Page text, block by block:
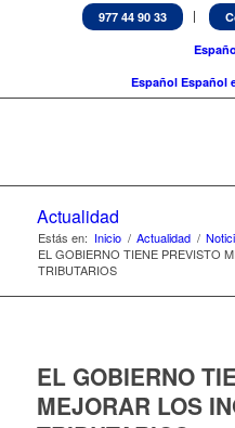
977 44 90 33
Español Español
Actualidad
Estás en: Inicio / Actualidad /
EL GOBIERNO TIENE PREVISTO
TRIBUTARIOS
EL GOBIERNO
MEJORAR LOS